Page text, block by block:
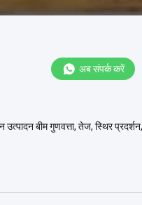
अब संपर्क करें
बीम गुणवत्ता, तेज, स्थिर